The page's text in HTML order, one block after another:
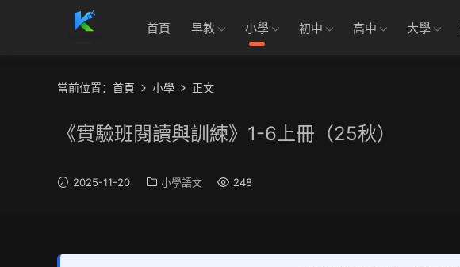
首頁 早教 小學 初中 高中 大學
當前位置： 首頁 小學 正文
《實驗班閱讀與訓練》1-6上冊（25秋）
2025-11-20 小學語文 248